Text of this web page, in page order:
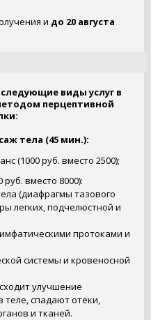
и до 20 августа
виды услуг в
перцептивной
тела (45 мин.):
(1000 руб. вместо 2500);
руб. вместо 8000):
(диафрагмы тазового
легких, подчелюстной и
протоками и
системы и кровеносной
улучшение
теле, спадают отеки,
и тканей.